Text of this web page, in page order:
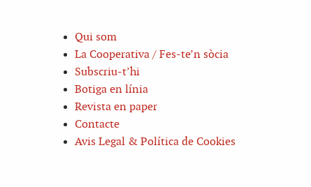
Qui som
La Cooperativa / Fes-te’n sòcia
Subscriu-t’hi
Botiga en línia
Revista en paper
Contacte
Avis Legal & Política de Cookies